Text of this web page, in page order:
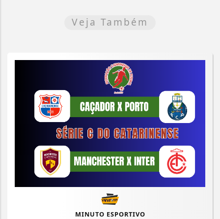
Veja Também
MINUTO ESPORTIVO